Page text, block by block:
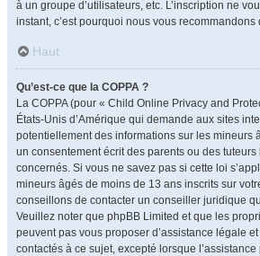
à un groupe d’utilisateurs, etc. L’inscription ne
instant, c’est pourquoi nous vous recommandons
Haut
Qu’est-ce que la COPPA ?
La COPPA (pour « Child Online Privacy and
États-Unis d’Amérique qui demande aux sites
potentiellement des informations sur les mineurs
un consentement écrit des parents ou des
concernés. Si vous ne savez pas si cette loi
mineurs âgés de moins de 13 ans inscrits sur
conseillons de contacter un conseiller juridique
Veuillez noter que phpBB Limited et que les
peuvent pas vous proposer d’assistance légale
contactés à ce sujet, excepté lorsque